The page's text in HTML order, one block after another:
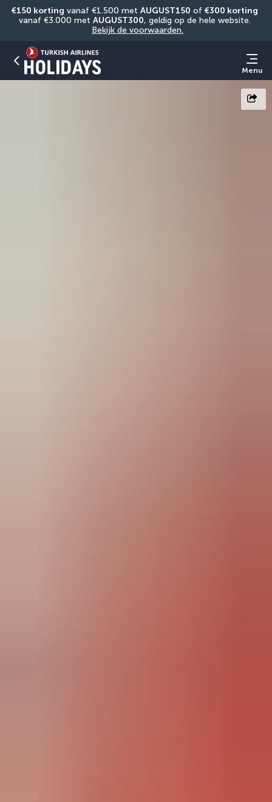
€150 korting vanaf €1.500 met AUGUST150 of €300 korting
vanaf €3.000 met AUGUST300
Bekijk de voorwaarden.
Menu